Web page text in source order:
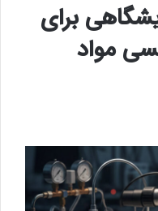
برای
مواد